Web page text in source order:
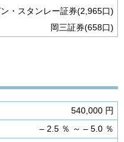
・スタンレー証券(2,965口)
岡三証券(658口)
540,000 円
– 2.5 ％ ～ – 5.0 ％